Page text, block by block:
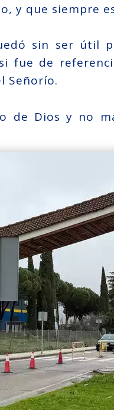
y que siempre
sin ser útil
fue de
Señorío.
de Dios y no